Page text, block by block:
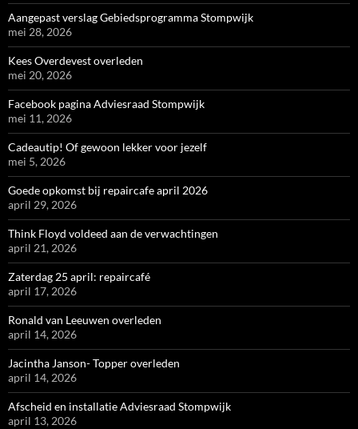
Aangepast verslag Gebiedsprogramma Stompwijk
mei 28, 2026
Kees Overdevest overleden
mei 20, 2026
Facebook pagina Adviesraad Stompwijk
mei 11, 2026
Cadeautip! Of gewoon lekker voor jezelf
mei 5, 2026
Goede opkomst bij repaircafe april 2026
april 29, 2026
Think Floyd voldeed aan de verwachtingen
april 21, 2026
Zaterdag 25 april: repaircafé
april 17, 2026
Ronald van Leeuwen overleden
april 14, 2026
Jacintha Janson- Topper overleden
april 14, 2026
Afscheid en installatie Adviesraad Stompwijk
april 13, 2026